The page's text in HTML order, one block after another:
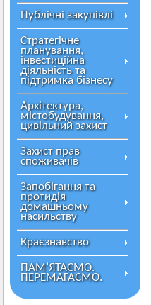
Публічні закупівлі
Стратегічне
планування,
інвестиційна
діяльність та
підтримка бізнесу
Архітектура,
містобудування,
цивільний захист
Захист прав
споживачів
Запобігання та
протидія
домашньому
насильству
Краєзнавство
ПАМ’ЯТАЄМО.
ПЕРЕМАГАЄМО.